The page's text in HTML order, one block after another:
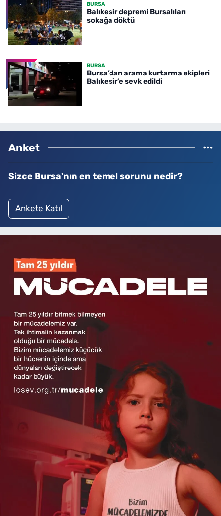
BURSA
Balıkesir depremi Bursalıları
sokağa döktü
BURSA
Bursa’dan arama kurtarma ekipleri
Balıkesir’e sevk edildi
Anket
Sizce Bursa'nın en temel sorunu nedir?
Ankete Katıl